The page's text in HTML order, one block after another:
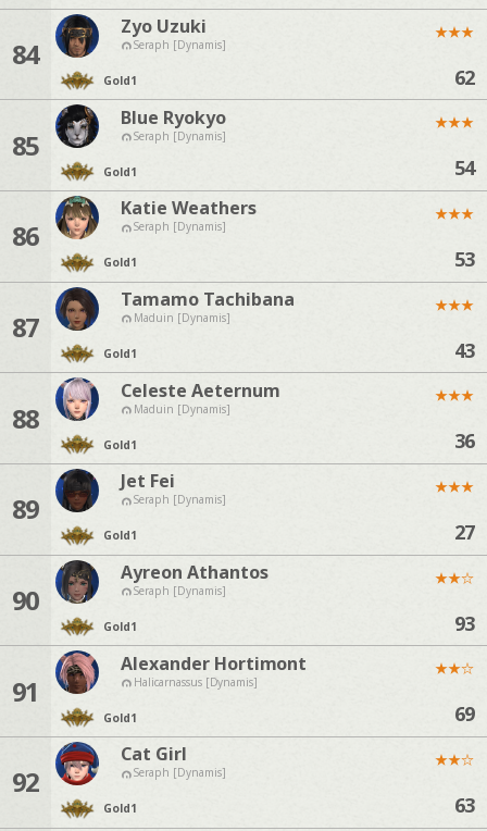
84
Zyo Uzuki
Seraph [Dynamis]
Gold1
★★★
62
85
Blue Ryokyo
Seraph [Dynamis]
Gold1
★★★
54
86
Katie Weathers
Seraph [Dynamis]
Gold1
★★★
53
87
Tamamo Tachibana
Maduin [Dynamis]
Gold1
★★★
43
88
Celeste Aeternum
Maduin [Dynamis]
Gold1
★★★
36
89
Jet Fei
Seraph [Dynamis]
Gold1
★★★
27
90
Ayreon Athantos
Seraph [Dynamis]
Gold1
★★☆
93
91
Alexander Hortimont
Halicarnassus [Dynamis]
Gold1
★★☆
69
92
Cat Girl
Seraph [Dynamis]
Gold1
★★☆
63